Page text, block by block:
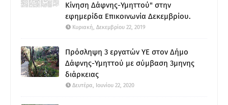
Κίνηση Δάφνης-Υμηττού" στην
εφημερίδα Επικοινωνία Δεκεμβρίου.
Κυριακή, Δεκεμβρίου 22, 2019
Πρόσληψη 3 εργατών ΥΕ στον Δήμο
Δάφνης-Υμηττού με σύμβαση 3μηνης
διάρκειας
Δευτέρα, Ιουνίου 22, 2020